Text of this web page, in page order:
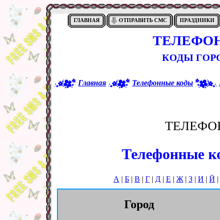
ГЛАВНАЯ ОТПРАВИТЬ СМС ПРАЗДНИКИ
КОДЫ
Главная Телефонные коды
Телефонные
А | Б | В | Г | Д | Е | Ж | З | И | Й |
Город